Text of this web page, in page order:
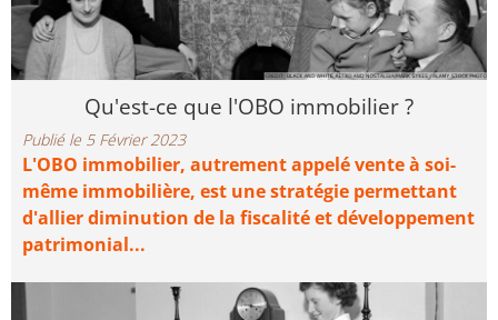
Qu'est-ce que l'OBO immobilier ?
Publié le 5 Février 2023
L'OBO immobilier, autrement appelé vente à soi-
même immobilière, est une stratégie permettant
d'allier diminution de la fiscalité et développement
patrimonial...